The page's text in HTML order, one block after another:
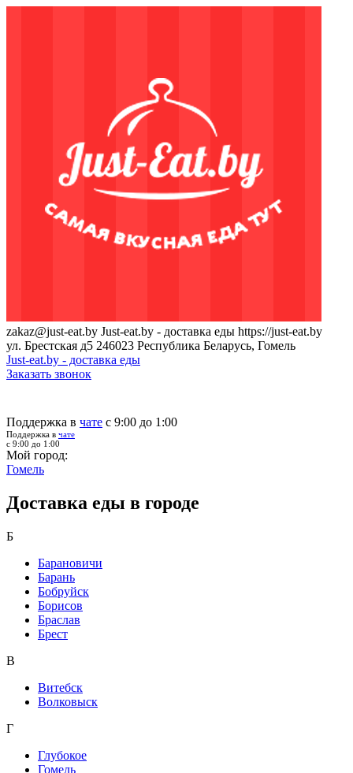
zakaz@just-eat.by Just-eat.by - доставка еды https://just-eat.by
ул. Брестская д5 246023 Республика Беларусь, Гомель
Just-eat.by - доставка еды
Заказать звонок
Поддержка в чате с 9:00 до 1:00
Поддержка в чате
с 9:00 до 1:00
Мой город:
Гомель
Доставка еды в городе
Б
Барановичи
Барань
Бобруйск
Борисов
Браслав
Брест
В
Витебск
Волковыск
Г
Глубокое
Гомель